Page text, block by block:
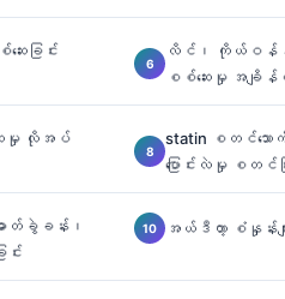
ခြင်း
လိင်၊ ကိုယ်ဝန်နှင့်
စစ်ဆေးမှု အချိန်ဇ
းမှု လိုအပ်
statin စတင်သေ
ပြောင်းလဲမှု စတ
ာတ်ခွဲခန်း၊
င်း
အယ်ဒီတာ့ စံနှုန်းမ